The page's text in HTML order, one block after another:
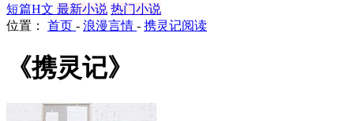
短篇H文 最新小说 热门小说
位置： 首页 - 浪漫言情 - 携灵记阅读
《携灵记》